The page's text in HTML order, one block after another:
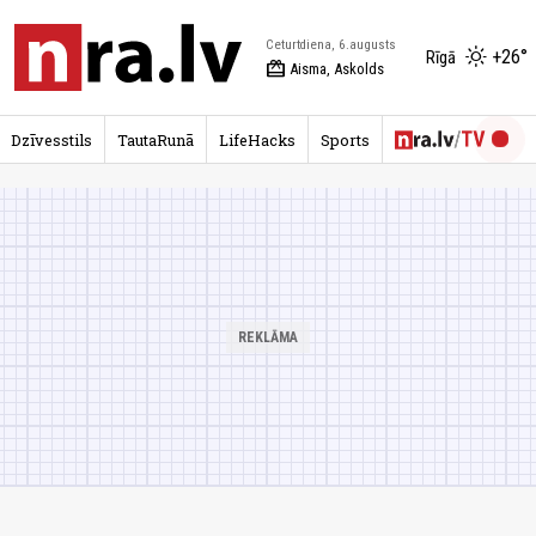
Ceturtdiena, 6.augusts
redeem Aisma, Askolds
Rīgā +26°
Dzīvesstils TautaRunā LifeHacks Sports